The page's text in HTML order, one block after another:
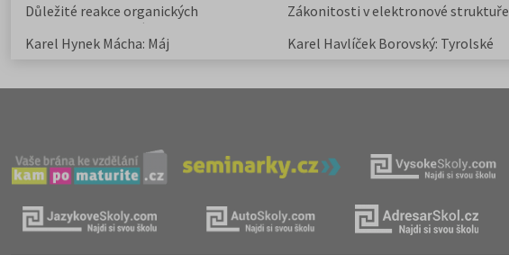
Důležité reakce organických
sloučenin a jejich význam
Zákonitosti v elektronové struktuře
Karel Hynek Mácha: Máj
Karel Havlíček Borovský: Tyrolské